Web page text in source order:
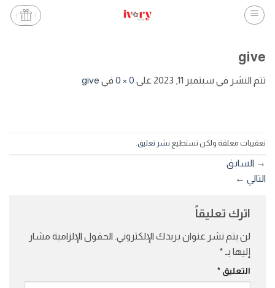
تخطي
للمحتوى
give
تتم النشر في سبتمبر 11, 2023 على 0 × 0 في give
تعقيبات معلقة ولكن تستطيع نشر تعليق.
→ السابق
التالي ←
اترك تعليقاً
لن يتم نشر عنوان بريدك الإلكتروني. الحقول الإلزامية مشار
إليها بـ *
التعليق *